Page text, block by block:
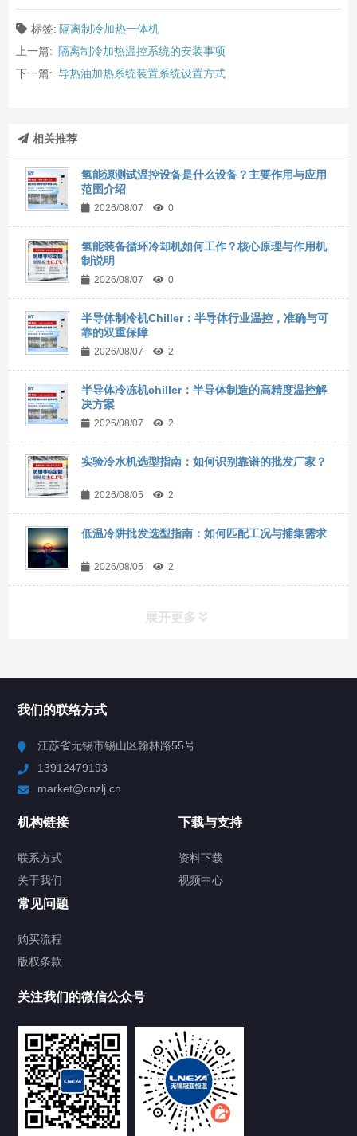
标签: 隔离制冷加热一体机
上一篇: 隔离制冷加热温控系统的安装事项
下一篇: 导热油加热系统装置系统设置方式
相关推荐
氢能源测试温控设备是什么设备？主要作用与应用
范围介绍
2026/08/07 0
氢能装备循环冷却机如何工作？核心原理与作用机
制说明
2026/08/07 0
半导体制冷机Chiller：半导体行业温控，准确与可
靠的双重保障
2026/08/07 2
半导体冷冻机chiller：半导体制造的高精度温控解
决方案
2026/08/07 2
实验冷水机选型指南：如何识别靠谱的批发厂家？
2026/08/05 2
低温冷阱批发选型指南：如何匹配工况与捕集需求
2026/08/05 2
展开更多
Chiller高精度制冷循环器
TCU温度控制单元
Chiller气体控温系统
Chamber试验箱
FREEZER低温箱
我们的联络方式
江苏省无锡市锡山区翰林路55号
13912479193
market@cnzlj.cn
机构链接
联系方式
关于我们
下载与支持
资料下载
视频中心
常见问题
购买流程
版权条款
关注我们的微信公众号